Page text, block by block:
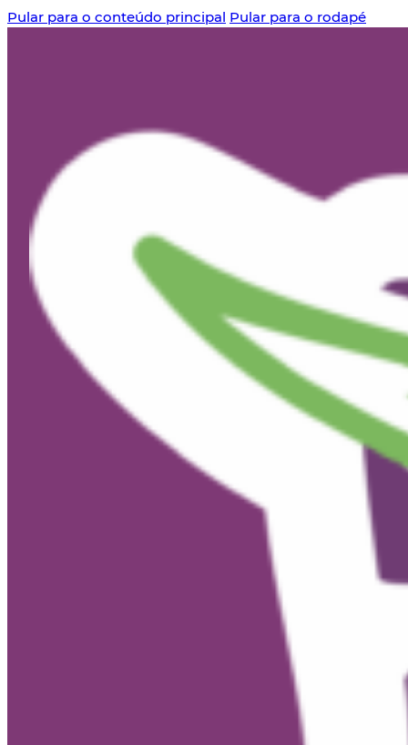
Pular para o conteúdo principal Pular para o rodapé